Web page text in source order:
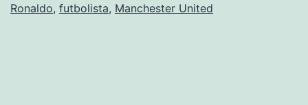
un
Ronaldo, futbolista, Manchester United